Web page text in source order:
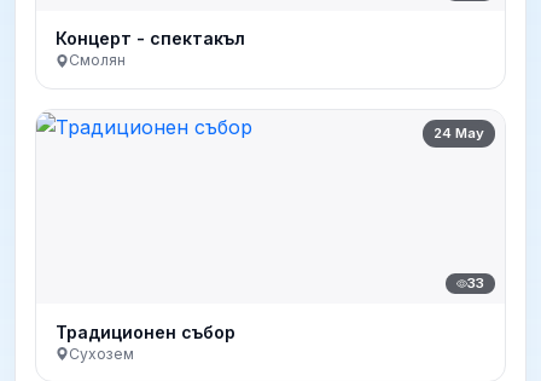
Концерт - спектакъл
Смолян
24 May
33
Традиционен събор
Сухозем